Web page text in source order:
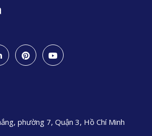
phường 7, Quận 3, Hồ Chí Minh